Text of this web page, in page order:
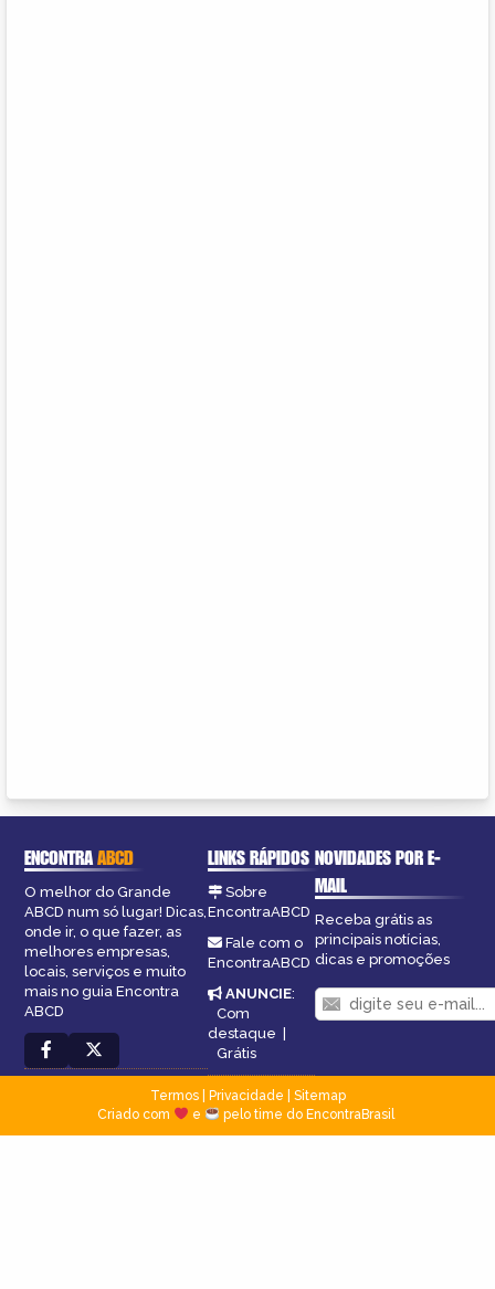
ENCONTRAABCD
O melhor do Grande
ABCD num só lugar! Dicas,
onde ir, o que fazer, as
melhores empresas,
locais, serviços e muito
mais no guia Encontra
ABCD
LINKS RÁPIDOS
Sobre
EncontraABCD
Fale com o
EncontraABCD
ANUNCIE:
Com
destaque
Grátis
NOVIDADES POR E-
MAIL
Receba grátis as
principais notícias,
dicas e promoções
Termos| Privacidade
Sitemap
Criado com
e pelo time do EncontraBrasil